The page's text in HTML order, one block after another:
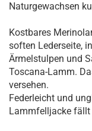
Naturgewachsen
Kostbares
soften Lederseite,
Ärmelstulpen und
Toscana-Lamm.
versehen.
Federleicht und
Lammfelljacke fällt